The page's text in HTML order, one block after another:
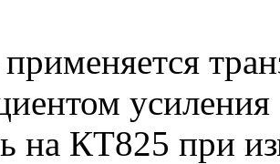
на КТ825 при